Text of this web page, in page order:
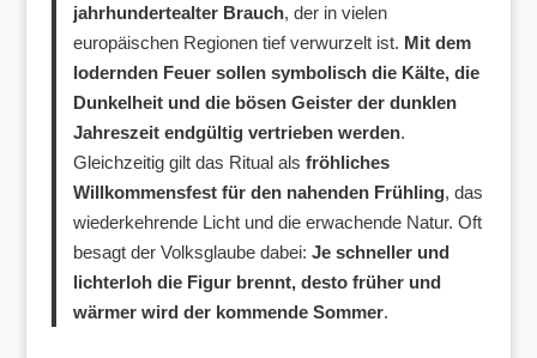
jahrhundertealter Brauch, der in vielen
europäischen Regionen tief verwurzelt ist. Mit dem
lodernden Feuer sollen symbolisch die Kälte, die
Dunkelheit und die bösen Geister der dunklen
Jahreszeit endgültig vertrieben werden.
Gleichzeitig gilt das Ritual alsfröhliches
Willkommensfest für den nahenden Frühling, das
wiederkehrende Licht und die erwachende Natur. Oft
besagt der Volksglaube dabei:Je schneller und
lichterloh die Figur brennt, desto früher und
wärmer wird der kommende Sommer.